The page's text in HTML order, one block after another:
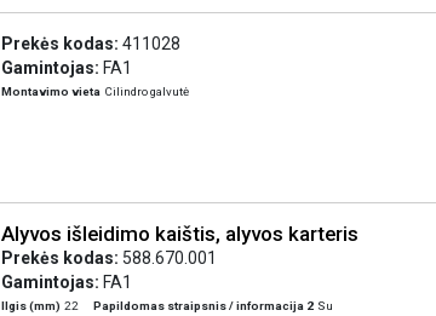
Prekės kodas: 411028
Gamintojas: FA1
Montavimo vieta Cilindro galvutė
Alyvos išleidimo kaištis, alyvos karteris
Prekės kodas: 588.670.001
Gamintojas: FA1
Ilgis (mm) 22 Papildomas straipsnis / informacija 2 Su